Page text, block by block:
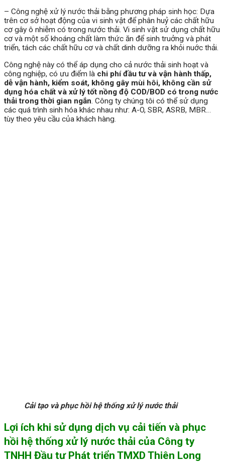
– Công nghệ xử lý nước thải bằng phương pháp sinh học: Dựa
trên cơ sở hoạt động của vi sinh vật để phân huỷ các chất hữu
cơ gây ô nhiễm có trong nước thải. Vi sinh vật sử dụng chất hữu
cơ và một số khoáng chất làm thức ăn để sinh truởng và phát
triển, tách các chất hữu cơ và chất dinh dưỡng ra khỏi nuớc thải.
Công nghệ này có thể áp dụng cho cả nước thải sinh hoạt và
công nghiệp, có ưu điểm là chi phí đầu tư và vận hành thấp,
dễ vận hành, kiểm soát, không gây mùi hôi, không cần sử
dụng hóa chất và xử lý tốt nồng độ COD/BOD có trong nước
thải trong thời gian ngắn . Công ty chúng tôi có thể sử dụng
các quá trình sinh hóa khác nhau như: A-O, SBR, ASRB, MBR…
tùy theo yêu cầu của khách hàng.
Cải tạo và phục hồi hệ thống xử lý nước thải
Lợi ích khi sử dụng dịch vụ cải tiến và phục
hồi hệ thống xử lý nước thải của Công ty
TNHH Đầu tư Phát triển TMXD Thiên Long